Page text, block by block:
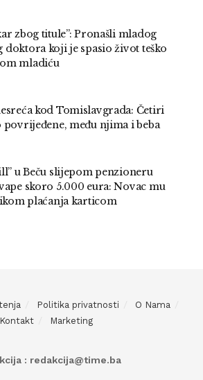
zbog titule”: Pronašli mladog
doktora koji je spasio život teško
mladiću
kod Tomislavgrada: Četiri
povrijeđene, među njima i beba
u Beču slijepom penzioneru
skoro 5.000 eura: Novac mu
plaćanja karticom
Politika privatnosti
O Nama
Kontakt
Marketing
: redakcija@time.ba